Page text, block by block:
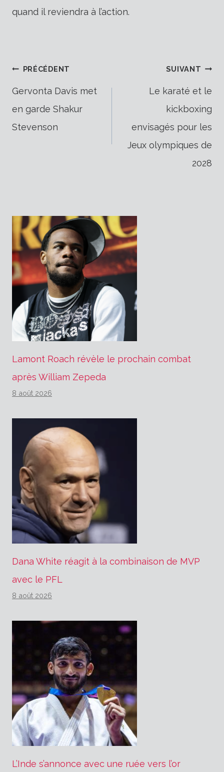
quand il reviendra à l’action.
Navigation
de
PRÉCÉDENT
Gervonta Davis met
en garde Shakur
Stevenson
SUIVANT
Le karaté et le
kickboxing
envisagés pour les
Jeux olympiques de
2028
Lamont Roach révèle le prochain combat
après William Zepeda
8 août 2026
Dana White réagit à la combinaison de MVP
avec le PFL
8 août 2026
L’Inde s’annonce avec une ruée vers l’or